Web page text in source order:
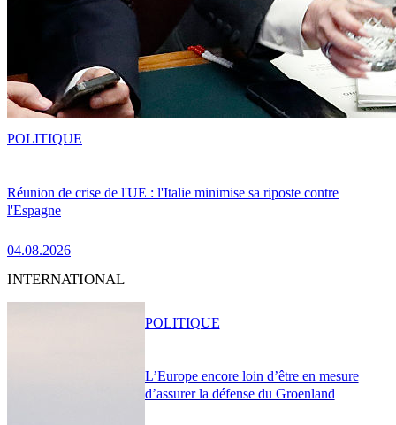
Réunion de crise de l'UE : l'Italie minimise sa riposte contre
l'Espagne
04.08.2026
POLITIQUE
INTERNATIONAL
L’Europe encore loin d’être en mesure
d’assurer la défense du Groenland
POLITIQUE